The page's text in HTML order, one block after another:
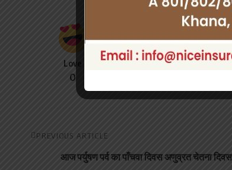
Love
0
Sad Happy
PREVIOUS ARTICLE
आज पर्युषण पर्व का पाँचवा दिवस अणुव्रत चेतना दिवस